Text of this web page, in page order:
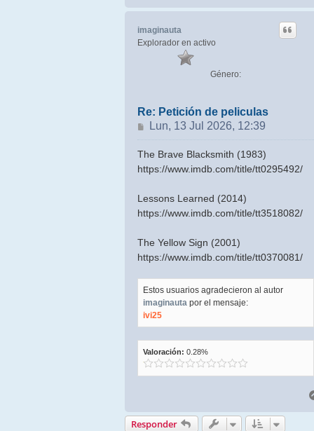
imaginauta
Explorador en activo
Género:
Re: Petición de peliculas
Mensaje
Lun, 13 Jul 2026, 12:39
The Brave Blacksmith (1983)
https://www.imdb.com/title/tt0295492/
Lessons Learned (2014)
https://www.imdb.com/title/tt3518082/
The Yellow Sign (2001)
https://www.imdb.com/title/tt0370081/
Estos usuarios agradecieron al autor
imaginauta por el mensaje:
ivi25
Valoración: 0.28%
Responder